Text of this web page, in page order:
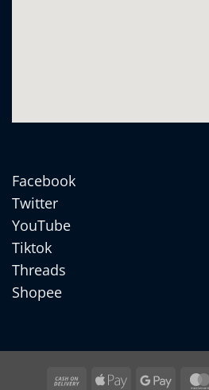
Facebook
Twitter
YouTube
Tiktok
Threads
Shopee
Cash
Apple Google